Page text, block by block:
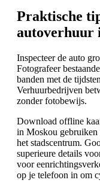
Praktische
autoverhuur
Inspecteer de auto
Fotografeer
banden met de
Verhuurbedrijven
zonder fotobewijs.
Download offline
in Moskou
het stadscentrum.
superieure details
voor
op je telefoon in om